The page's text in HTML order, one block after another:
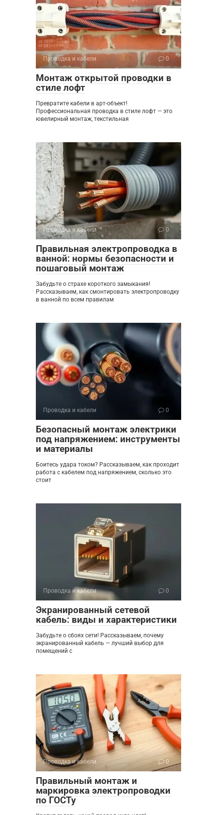
Проводка и кабели 0
Монтаж открытой проводки в
стиле лофт
Превратите кабели в арт-объект!
Профессиональная проводка в стиле лофт — это
ювелирный монтаж, текстильная
Проводка и кабели 0
Правильная электропроводка в
ванной: нормы безопасности и
пошаговый монтаж
Забудьте о страхе короткого замыкания!
Рассказываем, как смонтировать электропроводку
в ванной по всем правилам
Проводка и кабели 0
Безопасный монтаж электрики
под напряжением: инструменты
и материалы
Боитесь удара током? Рассказываем, как проходит
работа с кабелем под напряжением, сколько это
стоит
Проводка и кабели 0
Экранированный сетевой
кабель: виды и характеристики
Забудьте о сбоях сети! Рассказываем, почему
экранированный кабель — лучший выбор для
помещений с
Проводка и кабели 0
Правильный монтаж и
маркировка электропроводки
по ГОСТу